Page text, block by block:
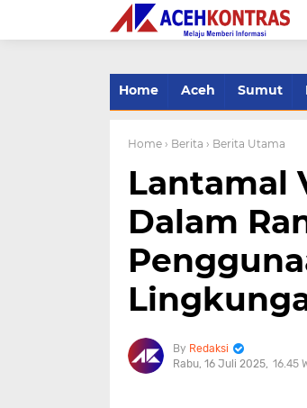
Home Aceh Sumut
Home › Berita › Berita Utama
Lantamal
Dalam
Redaksi
Rabu, 16 Juli 2025 16.45